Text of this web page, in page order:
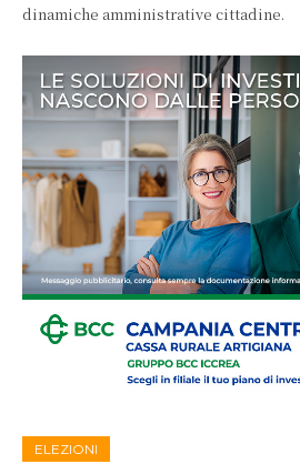
dinamiche amministrative cittadine.
ELEZIONI